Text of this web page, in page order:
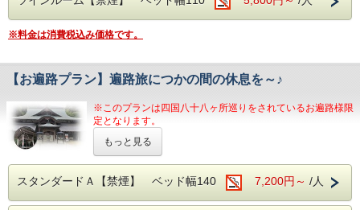
タオル、各部屋Wi-Fi
■チェックイン14:00~24:00(最終) / チェックアウト11:00
ウェルカムドリンク 14:00〜23:00、コインランドリー 7：
00～22：00（有料）、自動販売機、製氷機、電子レンジ、
アメニティバー、会議室
■注意事項
団体様の場合や時期によりキャンセル規定が異なります
詳しくはホテルまでお問い合わせくださいませ
JR伊予西条駅真正面、西条市の中心地のホテル
西日本最高峰の石鎚山を望める展望浴場をお楽しみください
■男女別展望浴場(最上階：９階)
西日本最高峰の石鎚山や西条市の街並を望める人工ヘルスト
ン温泉
営業時間：14:00~24:00、翌6:00~9:00
■JR伊予西条駅より徒歩1分の好立地
隣がコンビニ、石鎚へのバスも真正面バス停から出ています
■平面120台駐車場 (敷地内＆第二駐車場)
1日１台税込300円 ※バス・トラックは事前予約をお願いし
ます（料金が異なります）
※料金は消費税込み価格です。
【お遍路プラン】遍路旅につかの間の休息を～♪
※このプランは四国八十八ヶ所巡りをされているお遍路様限
定となります。
当ホテルの近くには、６０番札所の横峰寺をはじめ、香
園寺、宝寿寺、吉祥寺、前神寺とあります。
ょう！！
もっと見る
スタンダードＡ【禁煙】 ベッド幅140 7,200円～ /人